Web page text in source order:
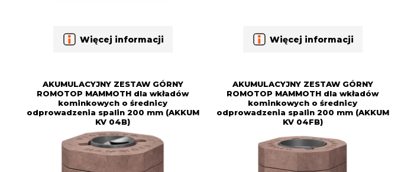
Więcej informacji Więcej informacji
AKUMULACYJNY ZESTAW GÓRNY
ROMOTOP MAMMOTH dla wkładów
kominkowych o średnicy
odprowadzenia spalin 200 mm (AKKUM
KV 04B)
AKUMULACYJNY ZESTAW GÓRNY
ROMOTOP MAMMOTH dla wkładów
kominkowych o średnicy
odprowadzenia spalin 200 mm (AKKUM
KV 04FB)